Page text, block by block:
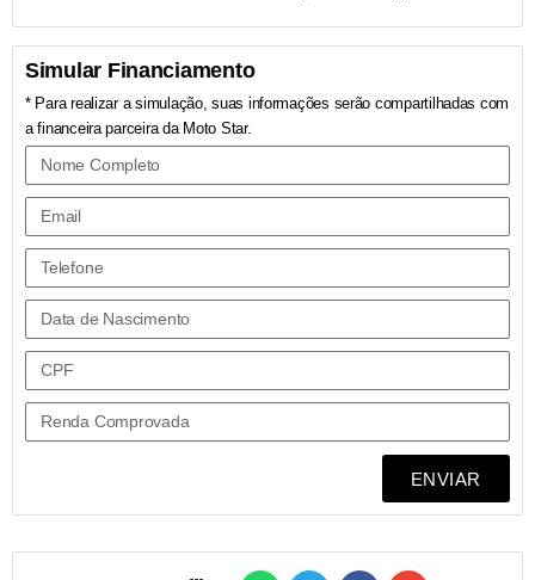
Simular Financiamento
* Para realizar a simulação, suas informações serão compartilhadas com
a financeira parceira da Moto Star.
ENVIAR